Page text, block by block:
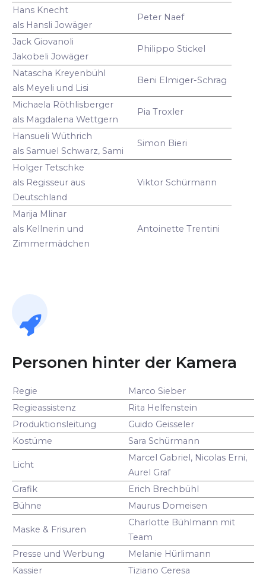
Hans Knecht
als Hansli Jowäger
Peter Naef
Jack Giovanoli
Jakobeli Jowäger
Philippo Stickel
Natascha Kreyenbühl
als Meyeli und Lisi
Beni Elmiger-Schrag
Michaela Röthlisberger
als Magdalena Wettgern
Pia Troxler
Hansueli Wüthrich
als Samuel Schwarz, Sami
Simon Bieri
Holger Tetschke
als Regisseur aus
Deutschland
Viktor Schürmann
Marija Mlinar
als Kellnerin und
Zimmermädchen
Antoinette Trentini
Personen hinter der Kamera
Regie
Marco Sieber
Regieassistenz
Rita Helfenstein
Produktionsleitung
Guido Geisseler
Kostüme
Sara Schürmann
Licht
Marcel Gabriel, Nicolas Erni,
Aurel Graf
Grafik
Erich Brechbühl
Bühne
Maurus Domeisen
Maske & Frisuren
Charlotte Bühlmann mit
Team
Presse und Werbung
Melanie Hürlimann
Kassier
Tiziano Ceresa